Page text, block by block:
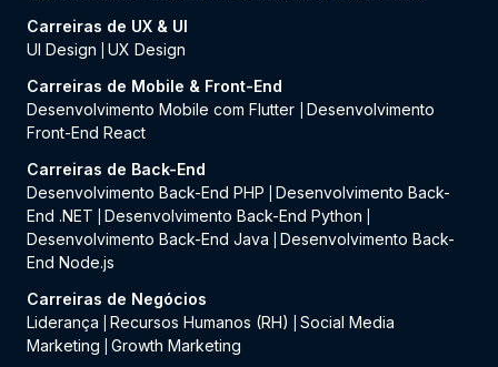
Carreiras de UX & UI
UI Design
UX Design
Carreiras de Mobile & Front-End
Desenvolvimento Mobile com Flutter
Desenvolvimento
Front-End React
Carreiras de Back-End
Desenvolvimento Back-End PHP
Desenvolvimento Back-
End .NET
Desenvolvimento Back-End Python
Desenvolvimento Back-End Java
Desenvolvimento Back-
End Node.js
Carreiras de Negócios
Liderança
Recursos Humanos (RH)
Social Media
Marketing
Growth Marketing